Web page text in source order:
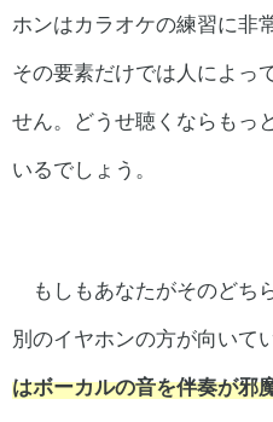
ホンはカラオケの練習に非
その要素だけでは人によっ
せん。どうせ聴くならもっ
いるでしょう。
もしもあなたがそのどち
別のイヤホンの方が向いて
はボーカルの音を伴奏が邪